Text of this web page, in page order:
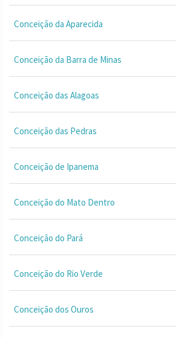
Conceição da Aparecida
Conceição da Barra de Minas
Conceição das Alagoas
Conceição das Pedras
Conceição de Ipanema
Conceição do Mato Dentro
Conceição do Pará
Conceição do Rio Verde
Conceição dos Ouros